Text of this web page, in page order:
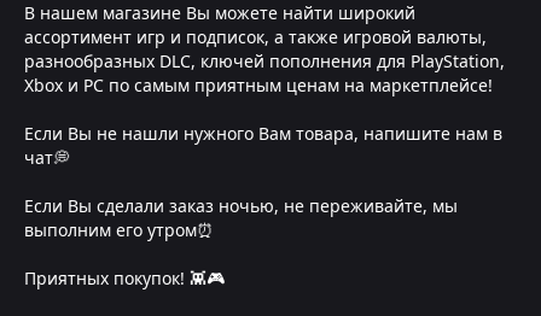
В нашем магазине Вы можете найти широкий
ассортимент игр и подписок, а также игровой валюты,
разнообразных DLC, ключей пополнения для PlayStation,
Xbox и PC по самым приятным ценам на маркетплейсе!
Если Вы не нашли нужного Вам товара, напишите нам в
чат💭
Если Вы сделали заказ ночью, не переживайте, мы
выполним его утром⏰
Приятных покупок! 👾🎮